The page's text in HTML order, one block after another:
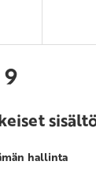
hallinta